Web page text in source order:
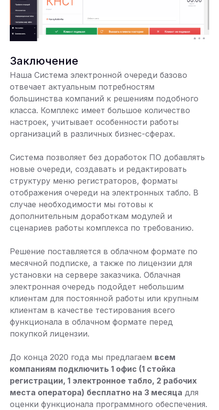
Заключение
Наша Система электронной очереди базово
отвечает актуальным потребностям
большинства компаний к решениям подобного
класса. Комплекс имеет большое количество
настроек, учитывает особенности работы
организаций в различных бизнес-сферах.
Система позволяет без доработок ПО добавлять
новые очереди, создавать и редактировать
структуру меню регистраторов, форматы
отображения очереди на электронных табло. В
случае необходимости мы готовы к
дополнительным доработкам модулей и
сценариев работы комплекса по требованию.
Решение поставляется в облачном формате по
месячной подписке, а также по лицензии для
установки на сервере заказчика. Облачная
электронная очередь подойдет небольшим
клиентам для постоянной работы или крупным
клиентам в качестве тестирования всего
функционала в облачном формате перед
покупкой лицензии.
До конца 2020 года мы предлагаем всем
компаниям подключить 1 офис (1 стойка
регистрации, 1 электронное табло, 2 рабочих
места оператора) бесплатно на 3 месяца для
оценки функционала программного обеспечения.